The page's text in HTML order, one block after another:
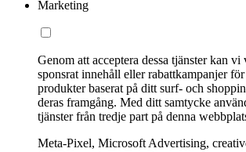
Marketing
Genom att acceptera dessa tjänster kan vi
sponsrat innehåll eller rabattkampanjer
produkter baserat på ditt surf- och
deras framgång. Med ditt samtycke
tjänster från tredje part på denna
Meta-Pixel, Microsoft Advertising,